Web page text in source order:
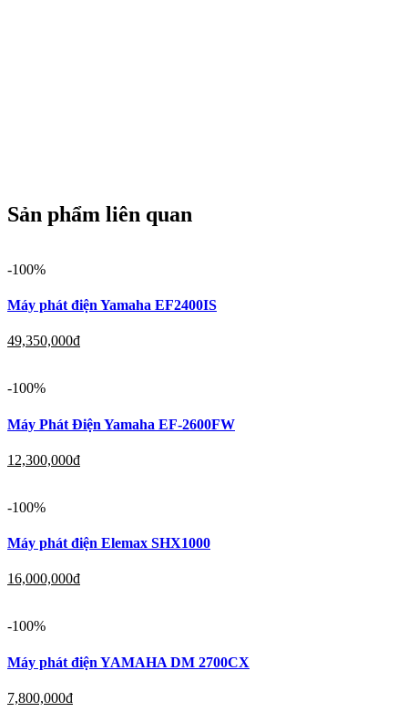
Sản phẩm liên quan
-100%
Máy phát điện Yamaha EF2400IS
49,350,000đ
-100%
Máy Phát Điện Yamaha EF-2600FW
12,300,000đ
-100%
Máy phát điện Elemax SHX1000
16,000,000đ
-100%
Máy phát điện YAMAHA DM 2700CX
7,800,000đ